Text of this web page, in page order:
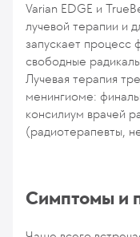
Varian EDGE и
лучевой терапии и
запускает процесс
свободные
Лучевая терапия
менингиоме:
консилиум врачей
(радиотерапевты,
Симптомы и